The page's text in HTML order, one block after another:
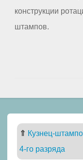
конструкции
штампов.
⇑ Кузнец-
4-го разряда